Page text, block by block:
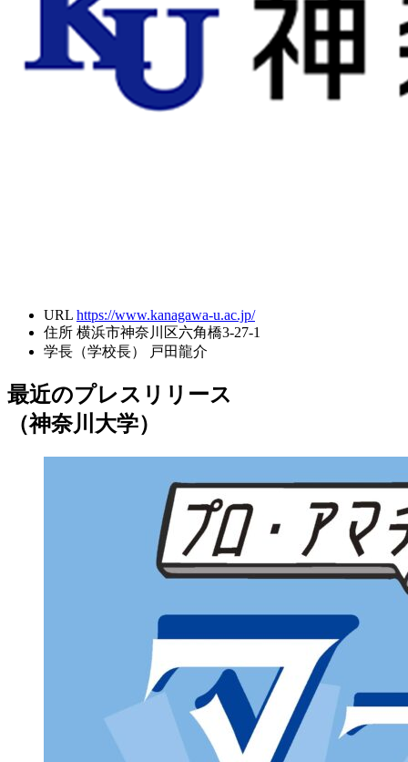
URL https://www.kanagawa-u.ac.jp/
住所 横浜市神奈川区六角橋3-27-1
学長（学校長）
戸田龍介
最近のプレスリリース
（神奈川大学）